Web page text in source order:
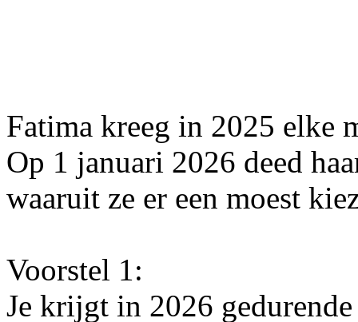
Fatima kreeg in 2025 elke
Op 1 januari 2026 deed
waaruit ze er een moest
Voorstel 1:
Je krijgt in 2026